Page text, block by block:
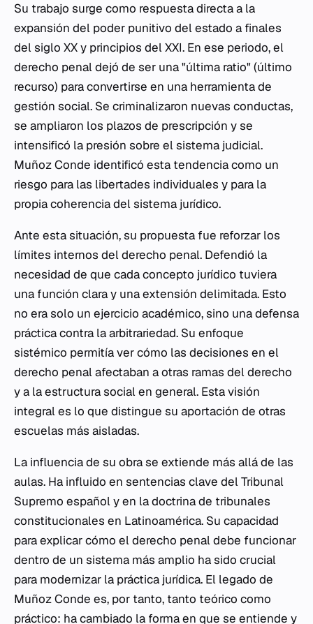
Su trabajo surge como respuesta directa a la
expansión del poder punitivo del estado a finales
del siglo XX y principios del XXI. En ese periodo, el
derecho penal dejó de ser una "última ratio" (último
recurso) para convertirse en una herramienta de
gestión social. Se criminalizaron nuevas conductas,
se ampliaron los plazos de prescripción y se
intensificó la presión sobre el sistema judicial.
Muñoz Conde identificó esta tendencia como un
riesgo para las libertades individuales y para la
propia coherencia del sistema jurídico.
Ante esta situación, su propuesta fue reforzar los
límites internos del derecho penal. Defendió la
necesidad de que cada concepto jurídico tuviera
una función clara y una extensión delimitada. Esto
no era solo un ejercicio académico, sino una defensa
práctica contra la arbitrariedad. Su enfoque
sistémico permitía ver cómo las decisiones en el
derecho penal afectaban a otras ramas del derecho
y a la estructura social en general. Esta visión
integral es lo que distingue su aportación de otras
escuelas más aisladas.
La influencia de su obra se extiende más allá de las
aulas. Ha influido en sentencias clave del Tribunal
Supremo español y en la doctrina de tribunales
constitucionales en Latinoamérica. Su capacidad
para explicar cómo el derecho penal debe funcionar
dentro de un sistema más amplio ha sido crucial
para modernizar la práctica jurídica. El legado de
Muñoz Conde es, por tanto, tanto teórico como
práctico: ha cambiado la forma en que se entiende y